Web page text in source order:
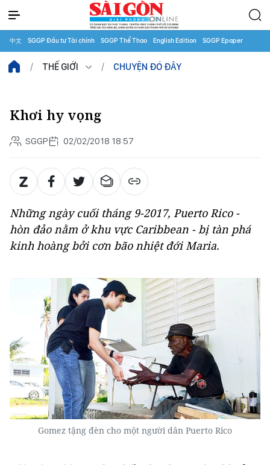
中文 SGGP Đầu tư Tài chính SGGP Thể Thao English Edition SGGP Epaper
THẾ GIỚI CHUYỆN ĐÓ ĐÂY
Khơi hy vọng
SGGP 02/02/2018 18:57
Những ngày cuối tháng 9-2017, Puerto Rico -
hòn đảo nằm ở khu vực Caribbean - bị tàn phá
kinh hoàng bởi cơn bão nhiệt đới Maria.
Gomez tặng đèn cho một người dân Puerto Rico